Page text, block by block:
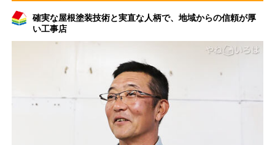
確実な屋根塗装技術と実直な人柄で、地域からの信頼が厚
い工事店